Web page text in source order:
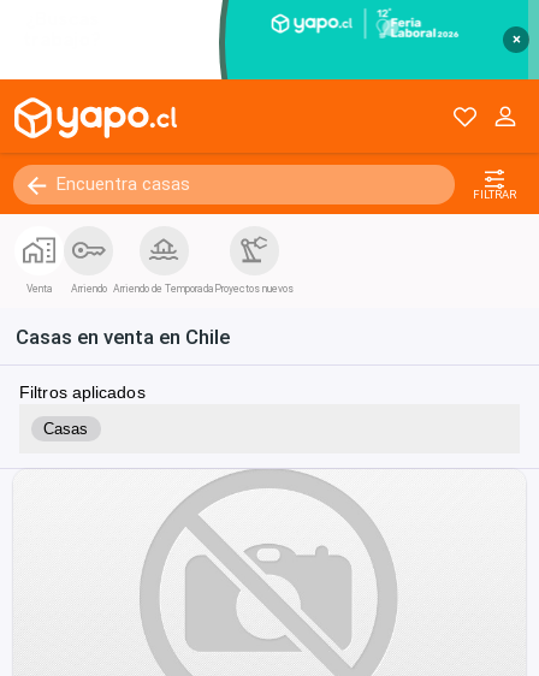
×
FILTRAR
Venta Arriendo Arriendo de Temporada Proyectos nuevos
Casas en venta en Chile
Filtros aplicados
Casas